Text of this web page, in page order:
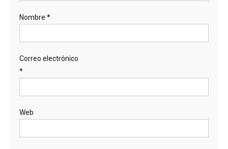
Nombre *
Correo electrónico
*
Web